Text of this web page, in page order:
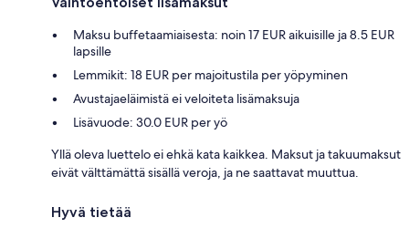
Maksu buffetaamiaisesta: noin 17 EUR aikuisille ja 8.5 EUR
lapsille
Lemmikit: 18 EUR per majoitustila per yöpyminen
Avustajaeläimistä ei veloiteta lisämaksuja
Lisävuode: 30.0 EUR per yö
Yllä oleva luettelo ei ehkä kata kaikkea. Maksut ja takuumaksut
eivät välttämättä sisällä veroja, ja ne saattavat muuttua.
Hyvä tietää